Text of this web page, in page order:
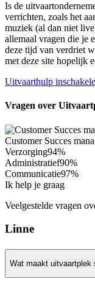
Is de
verrichten, zoals het
muziek (al dan niet
allemaal vragen die je
deze tijd van verdriet
met deze site hopelijk
Uitvaarthulp
Vragen over
Customer Succes
Verzorging94%
Administratief90%
Communicatie97%
Ik help je graag
Veelgestelde vragen
Linne
Wat maakt uitvaartplek